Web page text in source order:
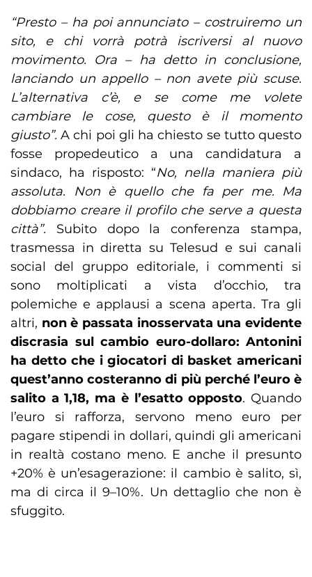
“Presto – ha poi annunciato – costruiremo un
sito, e chi vorrà potrà iscriversi al nuovo
movimento. Ora – ha detto in conclusione,
lanciando un appello – non avete più scuse.
L’alternativa c’è, e se come me volete
cambiare le cose, questo è il momento
giusto”. A chi poi gli ha chiesto se tutto questo
fosse propedeutico a una candidatura a
sindaco, ha risposto: “No, nella maniera più
assoluta. Non è quello che fa per me. Ma
dobbiamo creare il profilo che serve a questa
città”. Subito dopo la conferenza stampa,
trasmessa in diretta su Telesud e sui canali
social del gruppo editoriale, i commenti si
sono moltiplicati a vista d’occhio, tra
polemiche e applausi a scena aperta. Tra gli
altri, non è passata inosservata una evidente
discrasia sul cambio euro-dollaro: Antonini
ha detto che i giocatori di basket americani
quest’anno costeranno di più perché l’euro è
salito a 1,18, ma è l’esatto opposto. Quando
l’euro si rafforza, servono meno euro per
pagare stipendi in dollari, quindi gli americani
in realtà costano meno. E anche il presunto
+20% è un’esagerazione: il cambio è salito, sì,
ma di circa il 9–10%. Un dettaglio che non è
sfuggito.